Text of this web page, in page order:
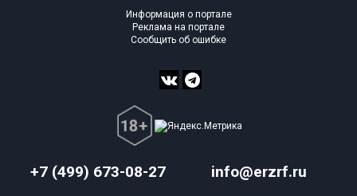
Рейтинг ЕРЗ
Многоквартирных домов
Блокированных домов
Домов с апартаментами
+7 (499) 673-08-27 info@erzrf.ru
Информация о портале
Реклама на портале
Сообщить об ошибке